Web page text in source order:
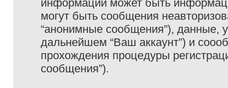
информации может быть
могут быть сообщения
“анонимные сообщения”), данные,
дальнейшем “Ваш аккаунт”) и
прохождения процедуры
сообщения”).